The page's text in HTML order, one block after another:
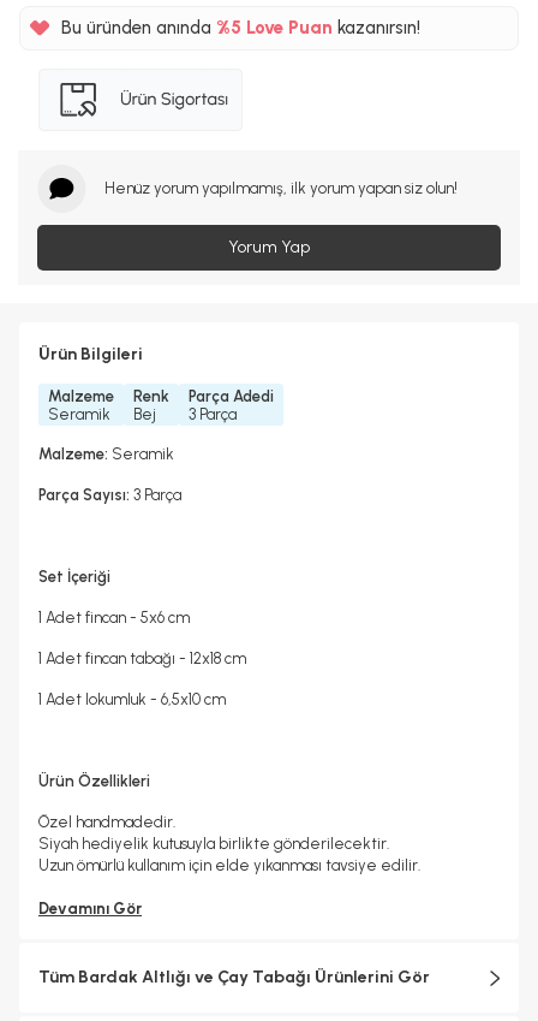
Bu üründen anında %5 Love Puan kazanırsın!
Henüz yorum yapılmamış, ilk yorum yapan siz olun!
Yorum Yap
Ürün Bilgileri
Malzeme
Seramik
Renk
Bej
Parça Adedi
3 Parça
Malzeme: Seramik
Parça Sayısı: 3 Parça
Set İçeriği
1 Adet fincan - 5x6 cm
1 Adet fincan tabağı - 12x18 cm
1 Adet lokumluk - 6,5x10 cm
Ürün Özellikleri
Özel handmadedir.
Siyah hediyelik kutusuyla birlikte gönderilecektir.
Uzun ömürlü kullanım için elde yıkanması tavsiye edilir.
Devamını Gör
Tüm Bardak Altlığı ve Çay Tabağı Ürünlerini Gör